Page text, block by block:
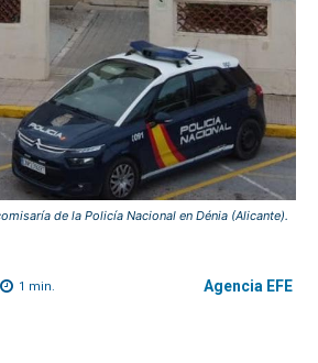
de la Policía Nacional en Dénia (Alicante).
1 min. Agencia EFE